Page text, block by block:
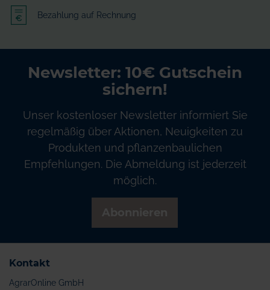
Bezahlung auf Rechnung
Newsletter: 10€ Gutschein
sichern!
Unser kostenloser Newsletter informiert Sie
regelmäßig über Aktionen, Neuigkeiten zu
Produkten und pflanzenbaulichen
Empfehlungen. Die Abmeldung ist jederzeit
möglich.
Kontakt
AgrarOnline GmbH